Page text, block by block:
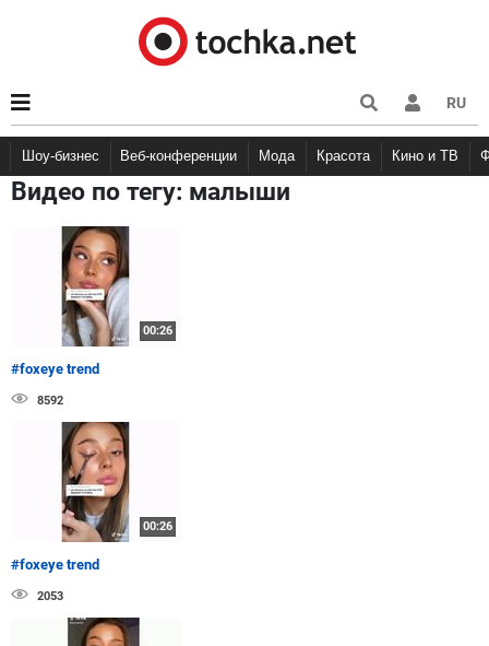
RU
Шоу-бизнес Веб-конференции Мода Красота Кино и ТВ
Видео по тегу: малыши
00:26
#foxeye trend
8592
00:26
#foxeye trend
2053